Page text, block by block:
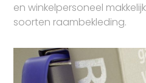
en winkelpersoneel
soorten raambekleding.